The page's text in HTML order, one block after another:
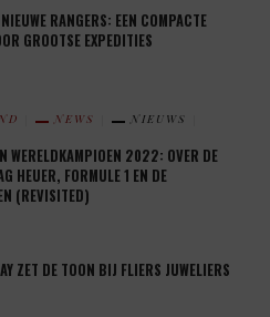
RANGERS: EEN COMPACTE
GROOTSE EXPEDITIES
NEWS
NIEUWS
WERELDKAMPIOEN 2022: OVER DE
HEUER, FORMULE 1 EN DE
(REVISITED)
ZET DE TOON BIJ FLIERS JUWELIERS